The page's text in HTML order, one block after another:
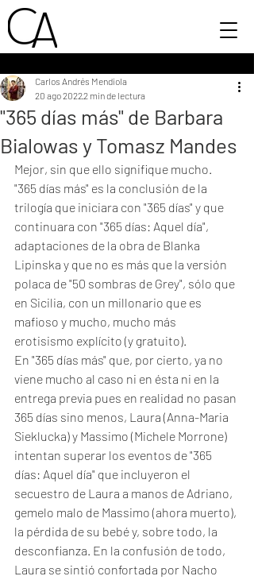
"365 días más" de Barbara
Bialowas y Tomasz Mandes
Carlos Andrés Mendiola
20 ago 20222 min de lectura
Mejor, sin que ello signifique mucho.
"365 días más" es la conclusión de la
trilogía que iniciara con "365 días" y que
continuara con "365 días: Aquel día",
adaptaciones de la obra de Blanka
Lipinska y que no es más que la versión
polaca de "50 sombras de Grey", sólo que
en Sicilia, con un millonario que es
mafioso y mucho, mucho más
erotisismo explícito (y gratuito).
En "365 días más" que, por cierto, ya no
viene mucho al caso ni en ésta ni en la
entrega previa pues en realidad no pasan
365 días sino menos, Laura (Anna-Maria
Sieklucka) y Massimo (Michele Morrone)
intentan superar los eventos de "365
días: Aquel día" que incluyeron el
secuestro de Laura a manos de Adriano,
gemelo malo de Massimo (ahora muerto),
la pérdida de su bebé y, sobre todo, la
desconfianza. En la confusión de todo,
Laura se sintió confortada por Nacho